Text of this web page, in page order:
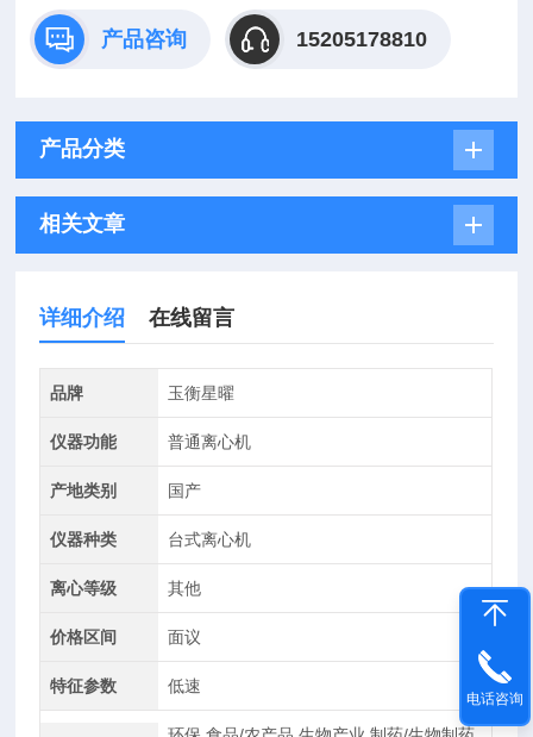
产品咨询 15205178810
产品分类
相关文章
详细介绍 在线留言
品牌 玉衡星曜
仪器功能 普通离心机
产地类别 国产
仪器种类 台式离心机
离心等级 其他
价格区间 面议
特征参数 低速
电话咨询